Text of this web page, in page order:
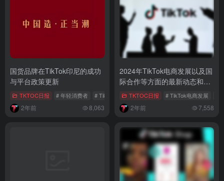
国货品牌在TikTok印尼的成功
与平台政策更新
TKTOC日报 # 年轻消费者 # TikTok Shop政策 # TikTok国货品牌
2年前 8,063
2024年TikTok电商发展以及国
际合作等方面的最新动态和趋
势 TKTOC日报 # TikTok电商发展
2年前 7,558